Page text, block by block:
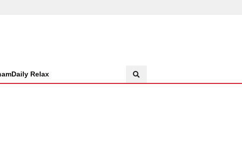
Relax